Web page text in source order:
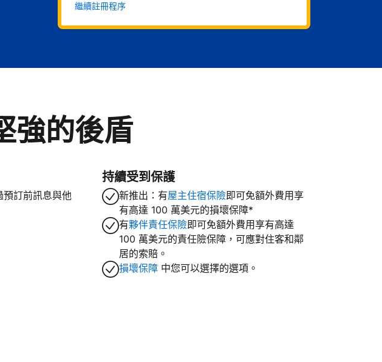
繼續註冊程序
強的後盾
訂前訊息與他
持續受到保護
新推出：有屋主住宿保險即可免額外費用享
有高達 100 萬美元的損壞保障*
有夥伴責任保險即可免額外費用享有高達
100 萬美元的責任險保障，可應對住客和鄰
居的索賠。
損壞保障 中您可以選擇的選項。